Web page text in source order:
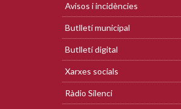
Avisos i incidències
Butlletí municipal
Butlletí digital
Xarxes socials
Ràdio Silenci